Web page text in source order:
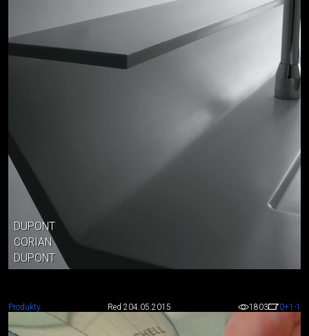
DUPONT
CORIAN
DUPONT
Produkty Red 204.05.2015 1803 0+1 -1